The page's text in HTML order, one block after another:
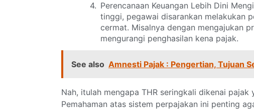
Perencanaan Keuangan Lebih Dini
tinggi, pegawai disarankan melakukan
cermat. Misalnya dengan mengajukan
mengurangi penghasilan kena pajak.
See also Amnesti Pajak : Pengertian, Tujuan
Nah, itulah mengapa THR seringkali dikenai
Pemahaman atas sistem perpajakan ini penting